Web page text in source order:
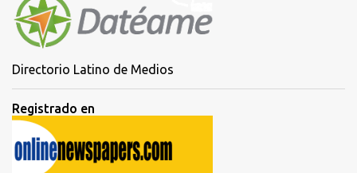
Directorio Latino de Medios
Registrado en